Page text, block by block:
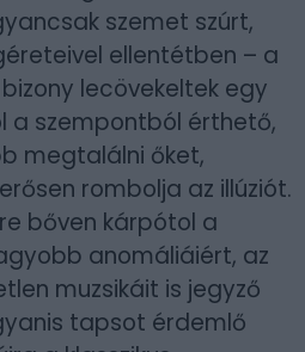
szemet szúrt,
ellentétben – a
lecövekeltek egy
a szempontból érthető,
megtalálni őket,
rombolja az illúziót.
bőven kárpótol a
anomáliáiért, az
muzsikáit is jegyző
tapsot érdemlő